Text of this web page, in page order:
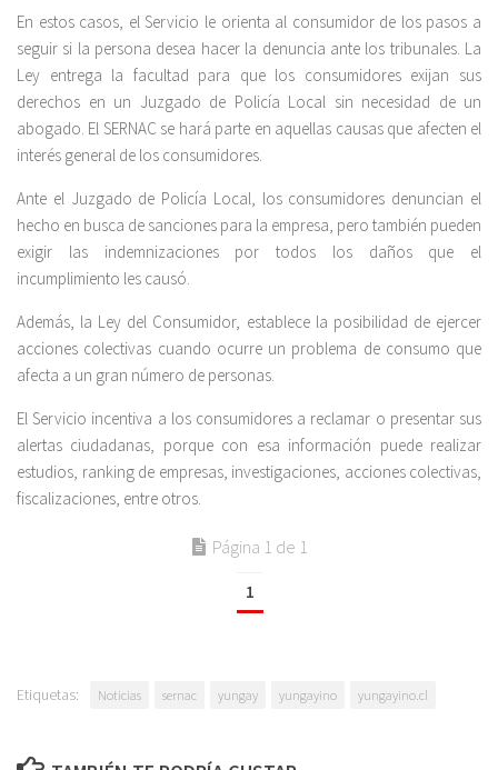
En estos casos, el Servicio le orienta al consumidor de los pasos a
seguir si la persona desea hacer la denuncia ante los tribunales. La
Ley entrega la facultad para que los consumidores exijan sus
derechos en un Juzgado de Policía Local sin necesidad de un
abogado. El SERNAC se hará parte en aquellas causas que afecten el
interés general de los consumidores.
Ante el Juzgado de Policía Local, los consumidores denuncian el
hecho en busca de sanciones para la empresa, pero también pueden
exigir las indemnizaciones por todos los daños que el
incumplimiento les causó.
Además, la Ley del Consumidor, establece la posibilidad de ejercer
acciones colectivas cuando ocurre un problema de consumo que
afecta a un gran número de personas.
El Servicio incentiva a los consumidores a reclamar o presentar sus
alertas ciudadanas, porque con esa información puede realizar
estudios, ranking de empresas, investigaciones, acciones colectivas,
fiscalizaciones, entre otros.
Página 1 de 1
1
Etiquetas: Noticias sernac yungay yungayino yungayino.cl